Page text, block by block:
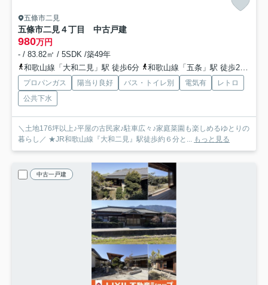
五條市二見
五條市二見４丁目 中古戸建
980万円
- / 83.82㎡ / 5SDK /築49年
和歌山線「大和二見」駅 徒歩6分
和歌山線「五条」駅 徒歩27分
プロパンガス 陽当り良好 バス・トイレ別 電気有
レトロ
公共下水
＼土地176坪以上♪平屋の古民家♪駐車広々♪家庭菜園も楽しめるゆとりの
暮らし／ ★JR和歌山線『大和二見』駅徒歩約６分と... もっと見る
中古一戸建